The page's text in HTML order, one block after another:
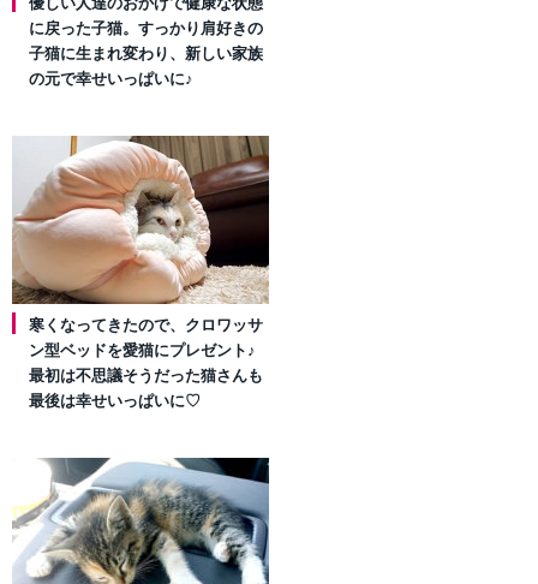
に戻った子猫。すっかり肩好きの
子猫に生まれ変わり、新しい家族
の元で幸せいっぱいに♪
寒くなってきたので、クロワッサ
ン型ベッドを愛猫にプレゼント♪
最初は不思議そうだった猫さんも
最後は幸せいっぱいに♡